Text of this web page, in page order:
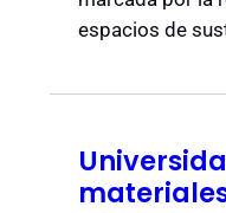
espacios de